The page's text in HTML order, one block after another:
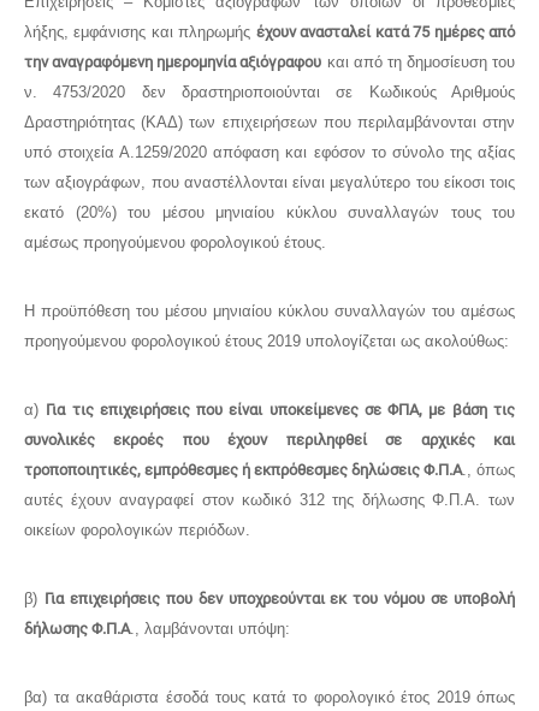
λήξης, εμφάνισης και πληρωμής έχουν ανασταλεί κατά 75 ημέρες από
την αναγραφόμενη ημερομηνία αξιόγραφου και από τη δημοσίευση του
ν. 4753/2020 δεν δραστηριοποιούνται σε Κωδικούς Αριθμούς
Δραστηριότητας (ΚΑΔ) των επιχειρήσεων που περιλαμβάνονται στην
υπό στοιχεία Α.1259/2020 απόφαση και εφόσον το σύνολο της αξίας
των αξιογράφων, που αναστέλλονται είναι μεγαλύτερο του είκοσι τοις
εκατό (20%) του μέσου μηνιαίου κύκλου συναλλαγών τους του
αμέσως προηγούμενου φορολογικού έτους.
Η προϋπόθεση του μέσου μηνιαίου κύκλου συναλλαγών του αμέσως
προηγούμενου φορολογικού έτους 2019 υπολογίζεται ως ακολούθως:
α) Για τις επιχειρήσεις που είναι υποκείμενες σε ΦΠΑ, με βάση τις
συνολικές εκροές που έχουν περιληφθεί σε αρχικές και
τροποποιητικές, εμπρόθεσμες ή εκπρόθεσμες δηλώσεις Φ.Π.Α., όπως
αυτές έχουν αναγραφεί στον κωδικό 312 της δήλωσης Φ.Π.Α. των
οικείων φορολογικών περιόδων.
β) Για επιχειρήσεις που δεν υποχρεούνται εκ του νόμου σε υποβολή
δήλωσης Φ.Π.Α., λαμβάνονται υπόψη:
βα) τα ακαθάριστα έσοδά τους κατά το φορολογικό έτος 2019 όπως